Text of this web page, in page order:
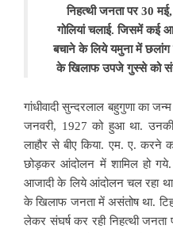
निहत्थी जनता पर 30
गोलियां चलाई. जिसमें कई
बचाने के लिये यमुना में छलांग
के खिलाफ उपजे गुस्से को
गांधीवादी सुन्दरलाल बहुगुणा का
जनवरी, 1927 को हुआ था. उनकी
लाहौर से बीए किया. एम. ए. करने
छोड़कर आंदोलन में शामिल हो
आजादी के लियेआंदोलन चल रहा था,
के खिलाफ जनता में असंतोष था.
लेकर संघर्ष कर रही निहत्थी